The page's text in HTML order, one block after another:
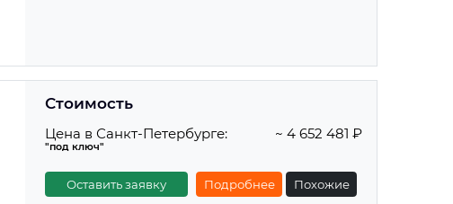
Стоимость
Цена в Санкт-Петербурге:
"под ключ"
~ 4 652 481 ₽
Оставить заявку Подробнее Похожие